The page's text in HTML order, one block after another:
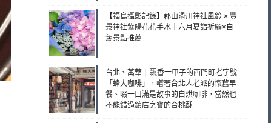
【福島攝影記錄】郡山滑川神社風鈴 × 豐
景神社紫陽花花手水｜六月夏詣祈願×自
駕景點推薦
台北、萬華 | 飄香一甲子的西門町老字號
「蜂大咖啡」，嚐著台北人老派的懷舊早
餐、啜一口滿是故事的自烘咖啡，當然也
不能錯過鎮店之寶的合桃酥